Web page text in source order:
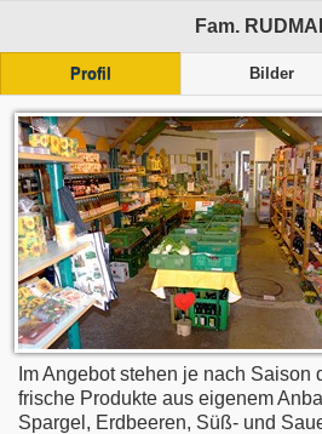
Fam.
Profil Bilder
Im Angebot stehen je nach Saison
frische Produkte aus eigenem
Spargel, Erdbeeren, Süß- und